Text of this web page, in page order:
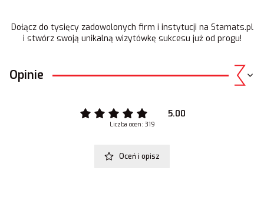
Dołącz do tysięcy zadowolonych firm i instytucji na Stamats.pl
i stwórz swoją unikalną wizytówkę sukcesu już od progu!
Opinie
5.00
Liczba ocen: 319
Oceń i opisz